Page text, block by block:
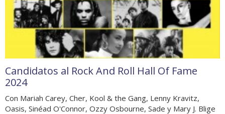
Candidatos al Rock And Roll Hall Of Fame
2024
Con Mariah Carey, Cher, Kool & the Gang, Lenny Kravitz,
Oasis, Sinéad O'Connor, Ozzy Osbourne, Sade y Mary J. Blige